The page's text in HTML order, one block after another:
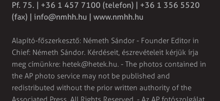
Pf. 75. | +36 1 457 7100 (telefon) | +36 1 356 5520
(fax) | info@nmhh.hu | www.nmhh.hu
Alapító-főszerkesztő: Németh Sándor - Founder Editor in
Chief: Németh Sándor. Kérdéseit, észrevételeit kérjük írja
meg címünkre: hetek@hetek.hu. - The photos contained in
the AP photo service may not be published and
redistributed without the prior written authority of the